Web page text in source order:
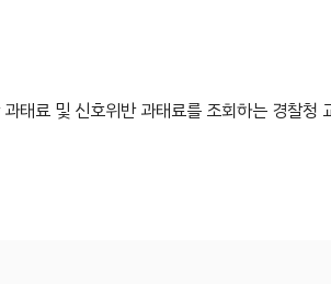
태료 및 신호위반 과태료를 조회하는 경찰청